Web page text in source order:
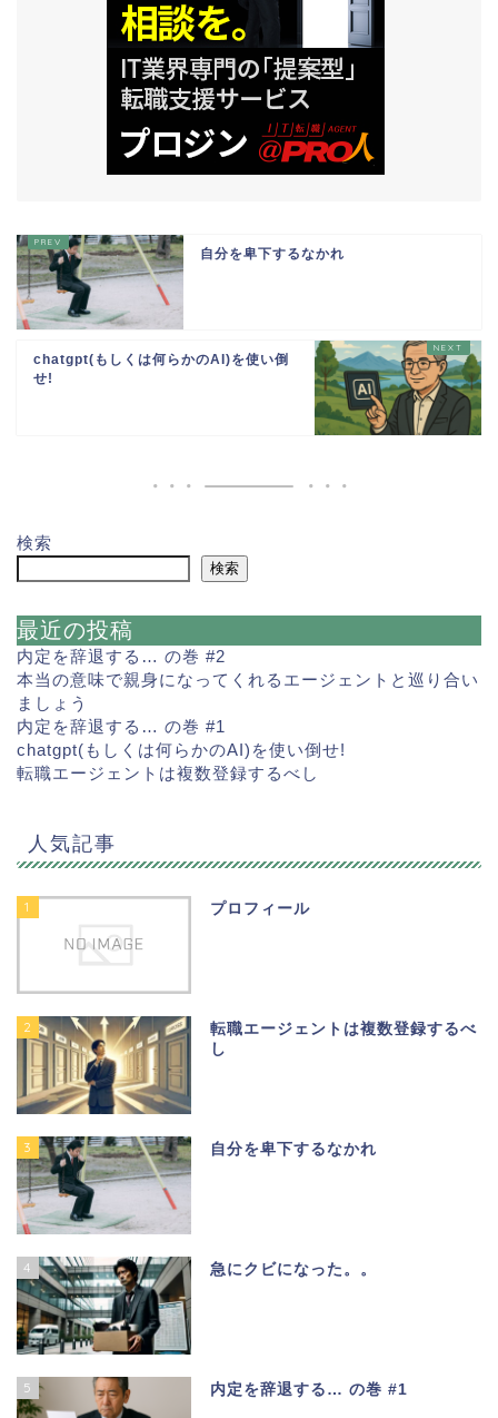
自分を卑下するなかれ
chatgpt(もしくは何らかのAI)を使い倒
せ!
検索
検索
最近の投稿
内定を辞退する… の巻 #2
本当の意味で親身になってくれるエージェントと巡り合い
ましょう
内定を辞退する… の巻 #1
chatgpt(もしくは何らかのAI)を使い倒せ!
転職エージェントは複数登録するべし
人気記事
1 プロフィール
2
転職エージェントは複数登録するべ
し
3 自分を卑下するなかれ
4 急にクビになった。。
5 内定を辞退する… の巻 #1